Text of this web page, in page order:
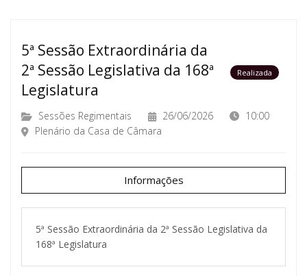
5ª Sessão Extraordinária da
2ª Sessão Legislativa da 168ª
Legislatura
Realizada
Sessões Regimentais 26/06/2026
10:00
Plenário da Casa de Câmara
Informações
5ª Sessão Extraordinária da 2ª Sessão Legislativa da
168ª Legislatura